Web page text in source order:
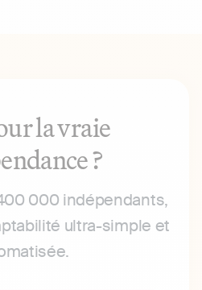
la vraie
?
000 indépendants,
ultra-simple et